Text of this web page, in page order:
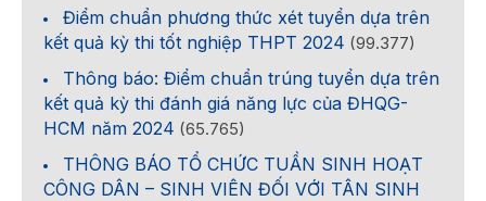
Điểm chuẩn phương thức xét tuyển dựa trên
kết quả kỳ thi tốt nghiệp THPT 2024 (99.377)
Thông báo: Điểm chuẩn trúng tuyển dựa trên
kết quả kỳ thi đánh giá năng lực của ĐHQG-
HCM năm 2024 (65.765)
THÔNG BÁO TỔ CHỨC TUẦN SINH HOẠT
CÔNG DÂN – SINH VIÊN ĐỐI VỚI TÂN SINH